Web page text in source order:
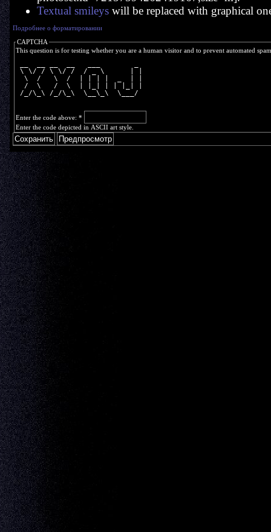
Textual smileyswill be replaced with graphical
Подробнее о форматировании
CAPTCHA
This question is for testing whether you are a human visitor and to prevent automated
\ \/ / \ \/ /  / _ \      | |
  \  /   \  /  | | | |  _  | |
  /  \   /  \  | |_| | | |_| |
/_/\_\ /_/\_\  \__\_\  \___/
Enter the code above: *
Enter the code depicted in ASCII art style.